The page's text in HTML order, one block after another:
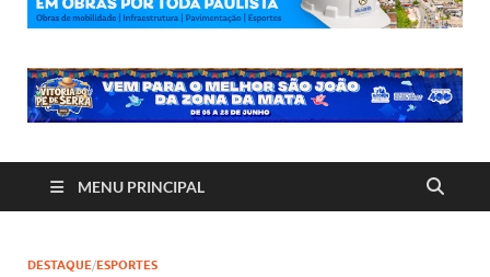
MENU PRINCIPAL
DESTAQUE/ESPORTES